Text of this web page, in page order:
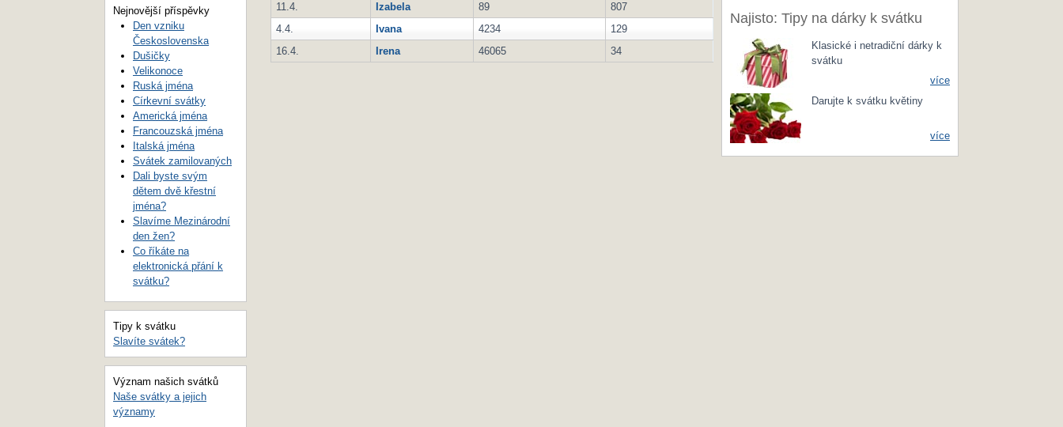
11.4.
Izabela 89
807
4.4.
Ivana 4234
129
16.4.
Irena 46065 34
Najisto: Tipy na dárky k svátku
Klasické i netradiční dárky k
svátku
více
Darujte k svátku květiny
více
Nejnovější příspěvky
Den vzniku
Československa
Dušičky
Velikonoce
Ruská jména
Církevní svátky
Americká jména
Francouzská jména
Italská jména
Svátek zamilovaných
Dali byste svým
dětem dvě křestní
jména?
Slavíme Mezinárodní
den žen?
Co říkáte na
elektronická přání k
svátku?
Tipy k svátku
Slavíte svátek?
Význam našich svátků
Naše svátky a jejich
významy